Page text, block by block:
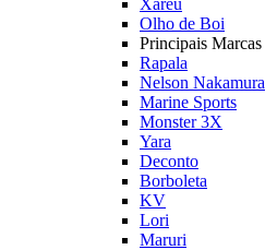
Xaréu
Olho de Boi
Principais Marcas
Rapala
Nelson Nakamura
Marine Sports
Monster 3X
Yara
Deconto
Borboleta
KV
Lori
Maruri